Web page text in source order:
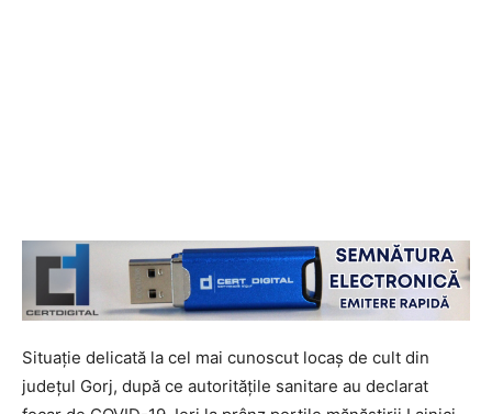
Situație delicată la cel mai cunoscut locaș de cult din
județul Gorj, după ce autoritățile sanitare au declarat